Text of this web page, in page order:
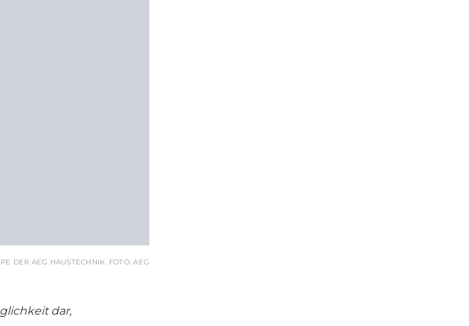
DER AEG HAUSTECHNIK. FOTO: AEG
dar,